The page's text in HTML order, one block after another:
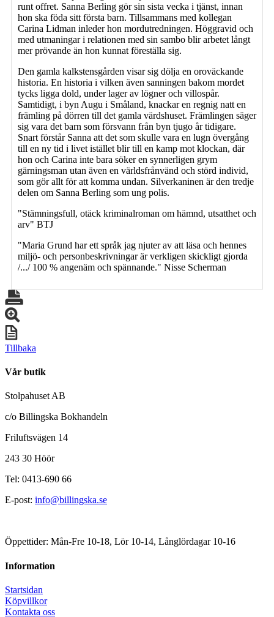
runt offret. Sanna Berling gör sin sista vecka i tjänst, innan
hon ska föda sitt första barn. Tillsammans med kollegan
Carina Lidman inleder hon mordutredningen. Höggravid och
med utmaningar i relationen med sin sambo blir arbetet långt
mer prövande än hon kunnat föreställa sig.
Den gamla kalkstensgården visar sig dölja en oroväckande
historia. En historia i vilken även sanningen bakom mordet
tycks ligga dold, under lager av lögner och villospår.
Samtidigt, i byn Augu i Småland, knackar en regnig natt en
främling på dörren till det gamla värdshuset. Främlingen säger
sig vara det barn som försvann från byn tjugo år tidigare.
Snart förstår Sanna att det som skulle vara en lugn övergång
till en ny tid i livet istället blir till en kamp mot klockan, där
hon och Carina inte bara söker en synnerligen grym
gärningsman utan även en världsfrånvänd och störd individ,
som gör allt för att komma undan. Silverkaninen är den tredje
delen om Sanna Berling som ung polis.
"Stämningsfull, otäck kriminalroman om hämnd, utsatthet och
arv" BTJ
"Maria Grund har ett språk jag njuter av att läsa och hennes
miljö- och personbeskrivningar är verkligen skickligt gjorda
/.../ 100 % angenäm och spännande." Nisse Scherman
Tillbaka
Vår butik
Stolpahuset AB
c/o Billingska Bokhandeln
Friluftsvägen 14
243 30 Höör
Tel: 0413-690 66
E-post: info@billingska.se
Öppettider: Mån-Fre 10-18, Lör 10-14, Långlördagar 10-16
Information
Startsidan
Köpvillkor
Kontakta oss